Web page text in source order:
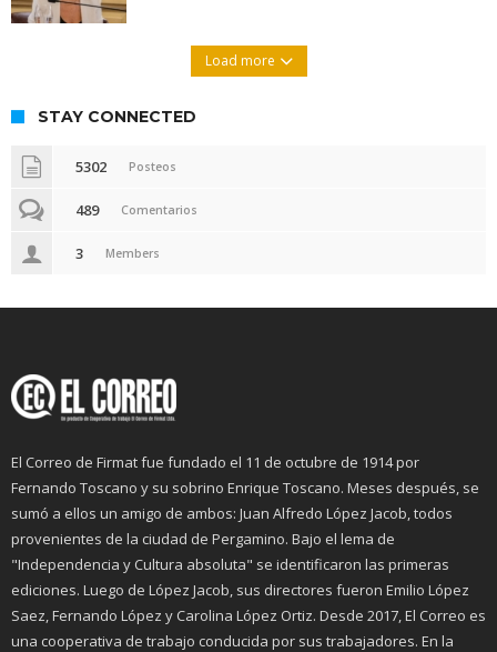
Load more
STAY CONNECTED
5302 Posteos
489 Comentarios
3 Members
El Correo de Firmat fue fundado el 11 de octubre de 1914 por
Fernando Toscano y su sobrino Enrique Toscano. Meses después, se
sumó a ellos un amigo de ambos: Juan Alfredo López Jacob, todos
provenientes de la ciudad de Pergamino. Bajo el lema de
"Independencia y Cultura absoluta" se identificaron las primeras
ediciones. Luego de López Jacob, sus directores fueron Emilio López
Saez, Fernando López y Carolina López Ortiz. Desde 2017, El Correo es
una cooperativa de trabajo conducida por sus trabajadores. En la